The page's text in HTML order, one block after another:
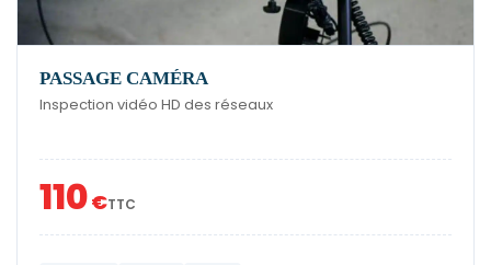
PASSAGE CAMÉRA
Inspection vidéo HD des réseaux
110€TTC